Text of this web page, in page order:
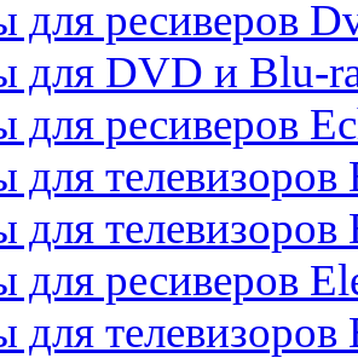
для ресиверов
для DVD и Blu-
для ресиверов
для телевизоров
для телевизоров
для ресиверов
для телевизоров